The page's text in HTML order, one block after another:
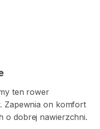
ten rower
Zapewnia on komfort
o dobrej nawierzchni.